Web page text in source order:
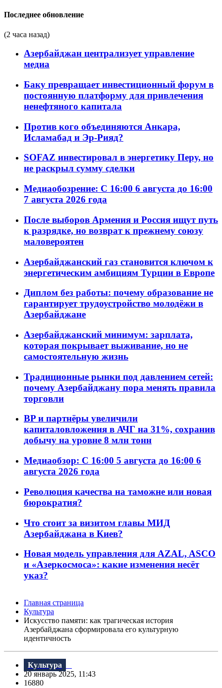
Последнее обновление
(2 часа назад)
Азербайджан централизует управление
медиа
Баку превращает инвестиционный форум в
постоянную платформу для привлечения
ненефтяного капитала
Против кого объединяются Анкара,
Исламабад и Эр-Рияд?
SOFAZ инвестировал в энергетику Перу, но
не раскрыл сумму сделки
Медиаобозрение: С 16:00 6 августа до 16:00
7 августа 2026 года
После выборов Армения и Россия ищут путь
к разрядке, но возврат к прежнему союзу
маловероятен
Азербайджанский газ становится ключом к
энергетическим амбициям Турции в Европе
Диплом без работы: почему образование не
гарантирует трудоустройство молодёжи в
Азербайджане
Азербайджанский минимум: зарплата,
которая покрывает выживание, но не
самостоятельную жизнь
Традиционные рынки под давлением сетей:
почему Азербайджану пора менять правила
торговли
BP и партнёры увеличили
капиталовложения в АЧГ на 31%, сохранив
добычу на уровне 8 млн тонн
Медиаобзор: С 16:00 5 августа до 16:00 6
августа 2026 года
Революция качества на таможне или новая
бюрократия?
Что стоит за визитом главы МИД
Азербайджана в Киев?
Новая модель управления для AZAL, ASCO
и «Азеркосмоса»: какие изменения несёт
указ?
Главная страница
Культура
Искусство памяти: как трагическая история
Азербайджана сформировала его культурную
идентичность
Культура
20 январь 2025, 11:43
16880